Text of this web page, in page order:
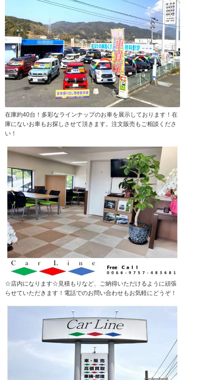
在庫約40台！多彩なラインナップのお車を展示しております！在
庫にないお車もお探しさせて頂きます。注文販売もご相談くださ
い！
☆店内になります☆見積もりなど、ご納得いただけるように頑張
らせていただきます！電話でのお問い合わせもお気軽にどうぞ！